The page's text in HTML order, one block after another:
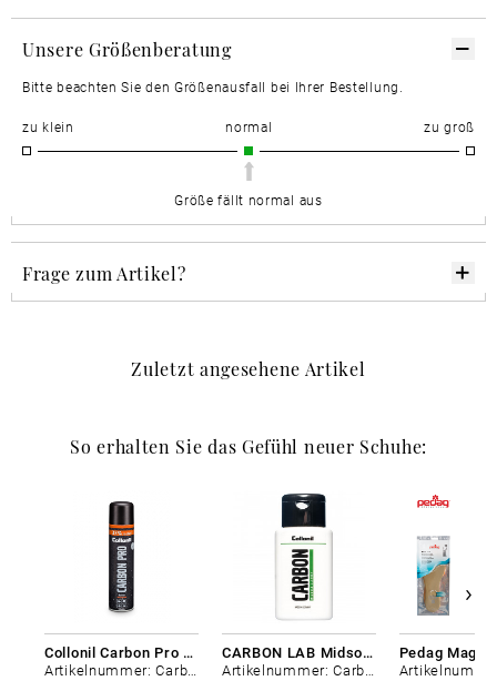
Unsere Größenberatung
Bitte beachten Sie den Größenausfall bei Ihrer Bestellung.
zu klein normal zu groß
Größe fällt normal aus
Frage zum Artikel?
Zuletzt angesehene Artikel
So erhalten Sie das Gefühl neuer Schuhe:
Collonil Carbon Pro 400 ml
CARBON LAB Midsole Cleaner